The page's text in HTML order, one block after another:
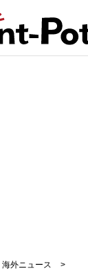
海外ニュース